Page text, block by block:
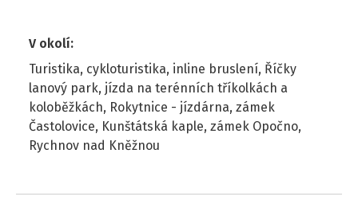
V okolí:
Turistika, cykloturistika, inline bruslení, Říčky
lanový park, jízda na terénních tříkolkách a
koloběžkách, Rokytnice - jízdárna, zámek
Častolovice, Kunštátská kaple, zámek Opočno,
Rychnov nad Kněžnou